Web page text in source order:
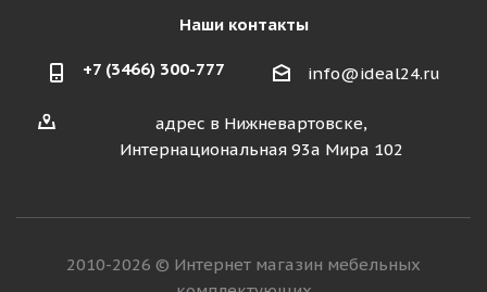
Наши контакты
+7 (3466) 300-777 info@ideal24.ru
адрес в Нижневартовске,
Интернациональная 93а Мира 102
2010-2026 © Интернет магазин мебельных